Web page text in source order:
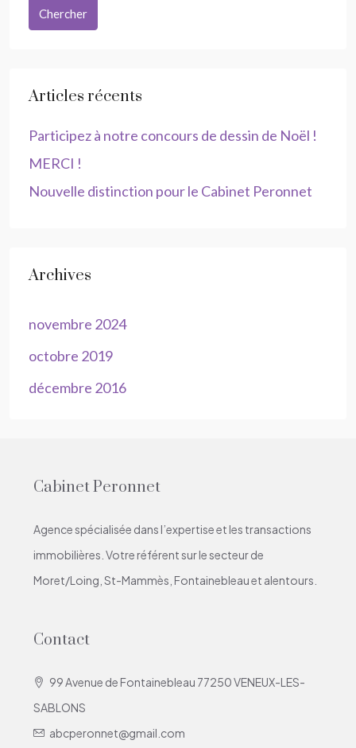
Chercher
Articles récents
Participez à notre concours de dessin de Noël !
MERCI !
Nouvelle distinction pour le Cabinet Peronnet
Archives
novembre 2024
octobre 2019
décembre 2016
Cabinet Peronnet
Agence spécialisée dans l’expertise et les transactions
immobilières. Votre référent sur le secteur de
Moret/Loing, St-Mammès, Fontainebleau et alentours.
Contact
99 Avenue de Fontainebleau 77250 VENEUX-LES-
SABLONS
abcperonnet@gmail.com